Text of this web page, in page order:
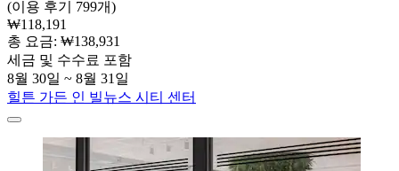
(이용 후기 799개)
₩118,191
총 요금: ₩138,931
세금 및 수수료 포함
8월 30일 ~ 8월 31일
힐튼 가든 인 빌뉴스 시티 센터